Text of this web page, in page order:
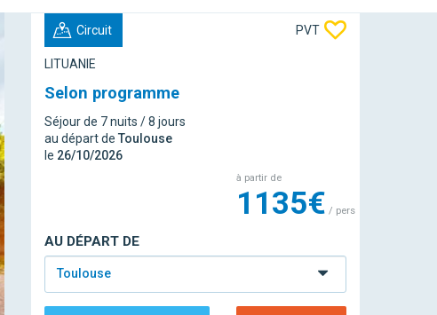
Circuit PVT
LITUANIE
Selon programme
Séjour de 7 nuits / 8 jours
au départ deToulouse
le 26/10/2026
à partir de
1135€ / pers
AU DÉPART DE
Toulouse